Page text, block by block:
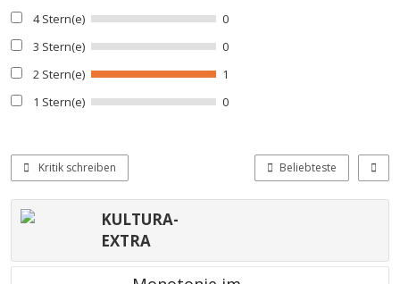
4 Stern(e)
0
3 Stern(e)
0
2 Stern(e)
1
1 Stern(e)
0
Kritik schreiben Beliebteste
KULTURA-
EXTRA